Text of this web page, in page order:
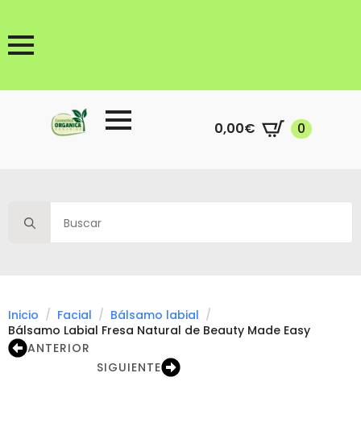
0,00€ 0
for:
Inicio Facial
Bálsamo labial
Bálsamo Labial Fresa Natural de Beauty Made Easy
ANTERIOR
SIGUIENTE